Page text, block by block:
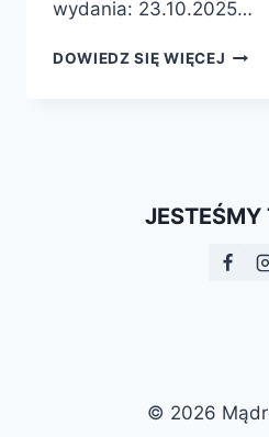
wydania: 23.10.2025…
DOWIEDZ SIĘ WIĘCEJ
JESTEŚMY
© 2026